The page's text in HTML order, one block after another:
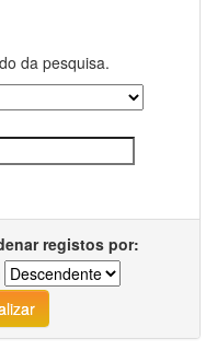
da pesquisa.
registos por: